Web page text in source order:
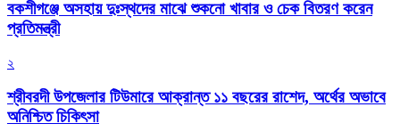
বকশীগঞ্জে অসহায় দুঃস্থদের মাঝে শুকনো খাবার ও চেক বিতরণ করেন
প্রতিমন্ত্রী
২
শ্রীবরদী উপজেলার টিউমারে আক্রান্ত ১১ বছরের রাশেদ, অর্থের অভাবে
অনিশ্চিত চিকিৎসা